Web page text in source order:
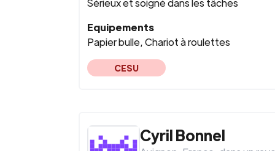
Sérieux et soigné dans les tâches
Equipements
Papier bulle, Chariot à roulettes
CESU
CyrilBonnel